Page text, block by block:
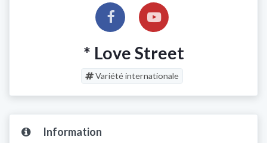
* Love Street
Variété internationale
Information